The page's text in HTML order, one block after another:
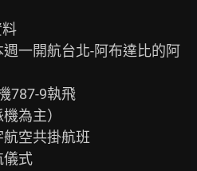
一開航台北-阿布達比的阿
787-9執飛
為主）
空共掛航班
儀式